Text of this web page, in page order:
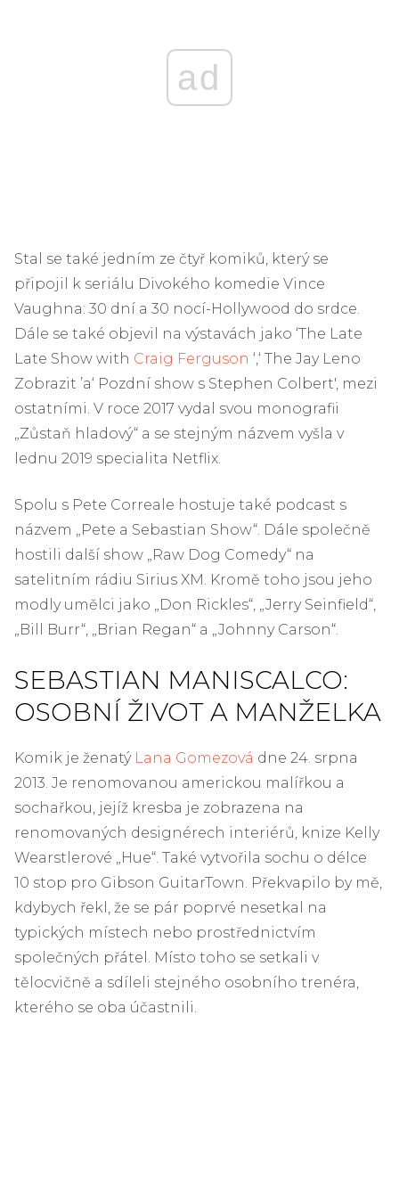
ad
Stal se také jedním ze čtyř komiků, který se
připojil k seriálu Divokého komedie Vince
Vaughna: 30 dní a 30 nocí-Hollywood do srdce.
Dále se také objevil na výstavách jako ‘The Late
Late Show with Craig Ferguson ‘,‘ The Jay Leno
Zobrazit ’a‘ Pozdní show s Stephen Colbert', mezi
ostatními. V roce 2017 vydal svou monografii
„Zůstaň hladový“ a se stejným názvem vyšla v
lednu 2019 specialita Netflix.
Spolu s Pete Correale hostuje také podcast s
názvem „Pete a Sebastian Show“. Dále společně
hostili další show „Raw Dog Comedy“ na
satelitním rádiu Sirius XM. Kromě toho jsou jeho
modly umělci jako „Don Rickles“, „Jerry Seinfield“,
„Bill Burr“, „Brian Regan“ a „Johnny Carson“.
SEBASTIAN MANISCALCO:
OSOBNÍ ŽIVOT A MANŽELKA
Komik je ženatý Lana Gomezová dne 24. srpna
2013. Je renomovanou americkou malířkou a
sochařkou, jejíž kresba je zobrazena na
renomovaných designérech interiérů, knize Kelly
Wearstlerové „Hue“. Také vytvořila sochu o délce
10 stop pro Gibson GuitarTown. Překvapilo by mě,
kdybych řekl, že se pár poprvé nesetkal na
typických místech nebo prostřednictvím
společných přátel. Místo toho se setkali v
tělocvičně a sdíleli stejného osobního trenéra,
kterého se oba účastnili.